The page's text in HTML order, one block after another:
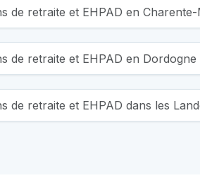
de retraite et EHPAD en
de retraite et EHPAD en Dordogne
de retraite et EHPAD dans les